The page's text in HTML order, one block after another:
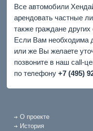
Все автомобили
арендовать частные
также граждане других
Если Вам необходима
или же Вы желаете
позвоните в наш call-
по телефону +7 (495)
О проекте
История